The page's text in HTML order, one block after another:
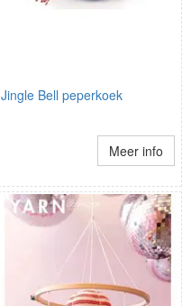
Jingle Bell peperkoek
Meer info